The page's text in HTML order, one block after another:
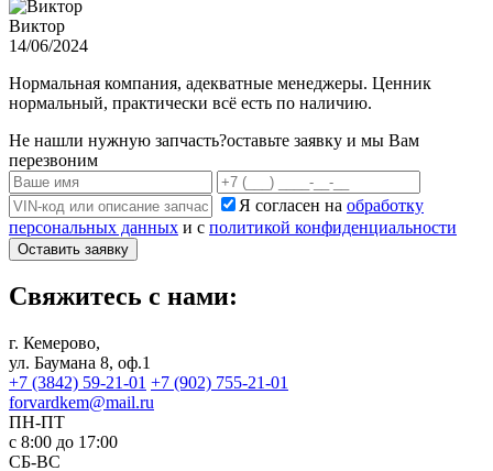
Виктор
14/06/2024
Нормальная компания, адекватные менеджеры. Ценник
нормальный, практически всё есть по наличию.
Не нашли нужную запчасть?оставьте заявку и мы Вам
перезвоним
Я согласен на обработку
персональных данных и с политикой конфиденциальности
Оставить заявку
Свяжитесь с нами:
г. Кемерово,
ул. Баумана 8, оф.1
+7 (3842) 59-21-01 +7 (902) 755-21-01
forvardkem@mail.ru
ПН-ПТ
с 8:00 до 17:00
СБ-ВС